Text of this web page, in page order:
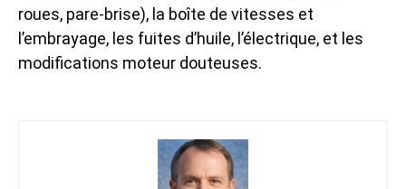
roues, pare-brise), la boîte de vitesses et
l’embrayage, les fuites d’huile, l’électrique, et les
modifications moteur douteuses.